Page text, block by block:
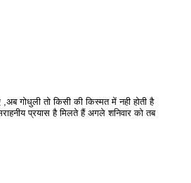
गोधुली तो किसी की किस्मत में नही होती है
प्रयास है मिलते हैं अगले शनिवार को तब